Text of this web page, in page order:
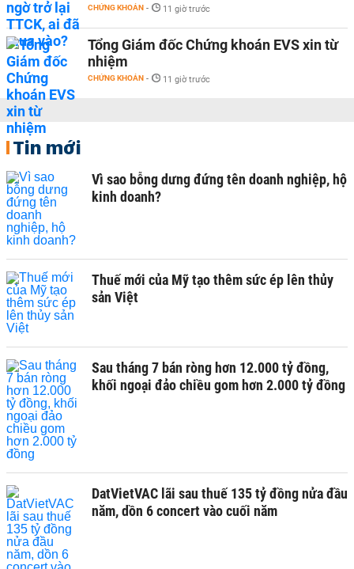
CHỨNG KHOÁN - 11 giờ trước
Tổng Giám đốc Chứng khoán EVS xin từ
nhiệm
CHỨNG KHOÁN - 11 giờ trước
Tin mới
Vì sao bỗng dưng đứng tên doanh nghiệp, hộ
kinh doanh?
Thuế mới của Mỹ tạo thêm sức ép lên thủy
sản Việt
Sau tháng 7 bán ròng hơn 12.000 tỷ đồng,
khối ngoại đảo chiều gom hơn 2.000 tỷ đồng
DatVietVAC lãi sau thuế 135 tỷ đồng nửa đầu
năm, dồn 6 concert vào cuối năm